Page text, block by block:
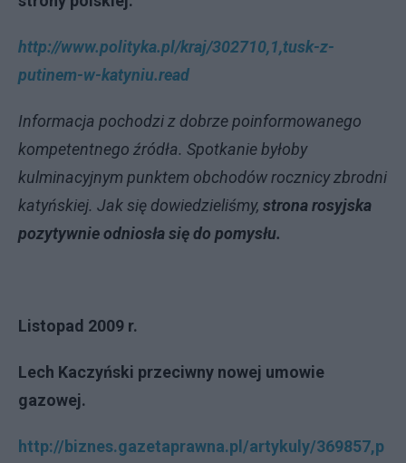
http://www.polityka.pl/kraj/302710,1,tusk-z-
putinem-w-katyniu.read
Informacja pochodzi z dobrze poinformowanego
kompetentnego źródła. Spotkanie byłoby
kulminacyjnym punktem obchodów rocznicy zbrodni
katyńskiej. Jak się dowiedzieliśmy, strona rosyjska
pozytywnie odniosła się do pomysłu.
Listopad 2009 r.
Lech Kaczyński przeciwny nowej umowie
gazowej.
http://biznes.gazetaprawna.pl/artykuly/369857,p